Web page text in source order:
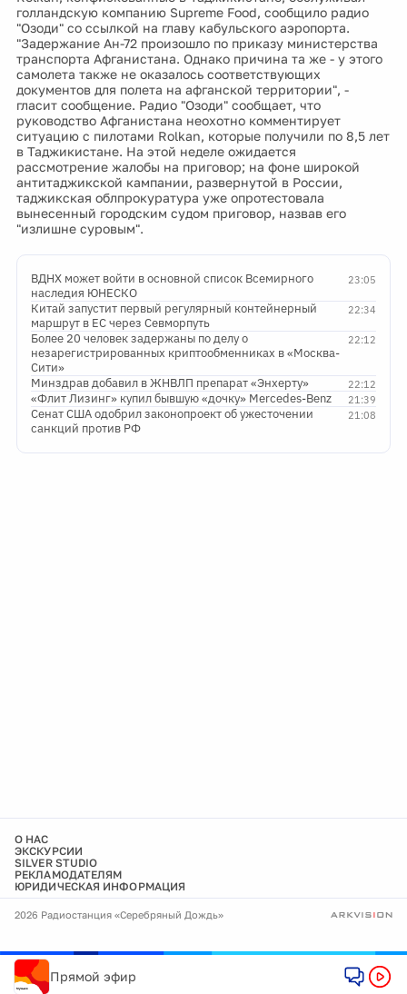
голландскую компанию Supreme Food, сообщило радио
"Озоди" со ссылкой на главу кабульского аэропорта.
"Задержание Ан-72 произошло по приказу министерства
транспорта Афганистана. Однако причина та же - у этого
самолета также не оказалось соответствующих
документов для полета на афганской территории", -
гласит сообщение. Радио "Озоди" сообщает, что
руководство Афганистана неохотно комментирует
ситуацию с пилотами Rolkan, которые получили по 8,5 лет
в Таджикистане. На этой неделе ожидается
рассмотрение жалобы на приговор; на фоне широкой
антитаджикской кампании, развернутой в России,
таджикская облпрокуратура уже опротестовала
вынесенный городским судом приговор, назвав его
"излишне суровым".
23:05
ВДНХ может войти в основной список Всемирного
наследия ЮНЕСКО
22:34
Китай запустит первый регулярный контейнерный
маршрут в ЕС через Севморпуть
22:12
Более 20 человек задержаны по делу о
незарегистрированных криптообменниках в «Москва-
Сити»
22:12
Минздрав добавил в ЖНВЛП препарат «Энхерту»
21:39
«Флит Лизинг» купил бывшую «дочку» Mercedes-Benz
21:08
Сенат США одобрил законопроект об ужесточении
санкций против РФ
О НАС
ЭКСКУРСИИ
SILVER STUDIO
РЕКЛАМОДАТЕЛЯМ
ЮРИДИЧЕСКАЯ ИНФОРМАЦИЯ
2026 Радиостанция «Серебряный Дождь»
Прямой эфир